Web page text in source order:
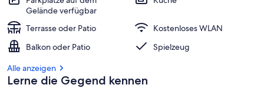
Gelände verfügbar
Terrasse oder Patio
Kostenloses WLAN
Balkon oder Patio
Spielzeug
Alle anzeigen
Lerne die Gegend kennen